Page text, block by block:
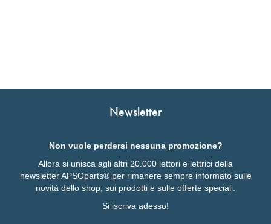
Newsletter
Non vuole perdersi nessuna promozione?
Allora si unisca agli altri 20.000 lettori e lettrici della
newsletter APSOparts® per rimanere sempre informato sulle
novità dello shop, sui prodotti e sulle offerte speciali.
Si iscriva adesso!